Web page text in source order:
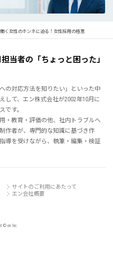
働く女性のホンネに迫る！女性採用の極意
当者の「ちょっと困った」
の対応方法を知りたい」といった中
して、エン株式会社が2002年10月に
です。
・教育・評価の他、社内トラブルへ
作者が、専門的な知識に基づき作
導を受けながら、執筆・編集・検証
サイトのご利用にあたって
エン会社概要
© en Inc.